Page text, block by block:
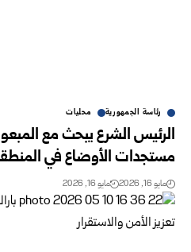
رئاسة الجمهورية محليات
الرئيس الشرع يبحث مع
مستجدات الأوضاع في
مايو 16, 2026 مايو 16, 2026